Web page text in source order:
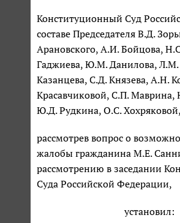
Конституционный Суд
составе Председателя В.Д.
Арановского, А.И. Бойцова,
Гаджиева, Ю.М. Данилова,
Казанцева, С.Д. Князева, А.Н.
Красавчиковой, С.П. Маврина,
Ю.Д. Рудкина, О.С. Хохряковой,
рассмотрев вопрос о
жалобы гражданина М.Е.
рассмотрению в заседании
Суда Российской Федерации,
установил: